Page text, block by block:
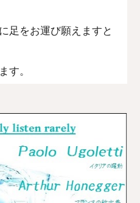
足をお運び願えますと
す。